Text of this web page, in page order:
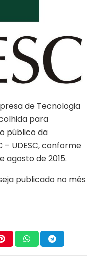
de Tecnologia
para
público da
– UDESC, conforme
agosto de 2015.
publicado no mês